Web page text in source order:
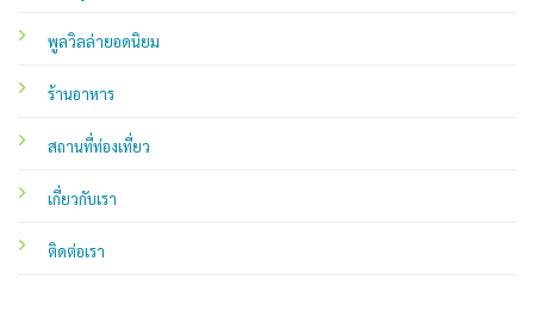
พูลวิลล่ายอดนิยม
ร้านอาหาร
สถานที่ท่องเที่ยว
เกี่ยวกับเรา
ติดต่อเรา